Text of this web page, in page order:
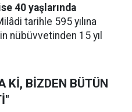
40 yaşlarında
tarihle 595 yılına
nübüvvetinden 15 yıl
Kİ, BİZDEN BÜTÜN